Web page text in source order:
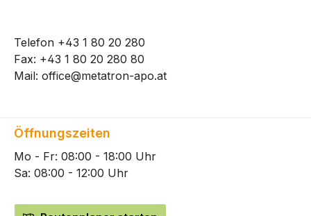
Telefon +43 1 80 20 280
Fax: +43 1 80 20 280 80
Mail: office@metatron-apo.at
Öffnungszeiten
Mo - Fr: 08:00 - 18:00 Uhr
Sa: 08:00 - 12:00 Uhr